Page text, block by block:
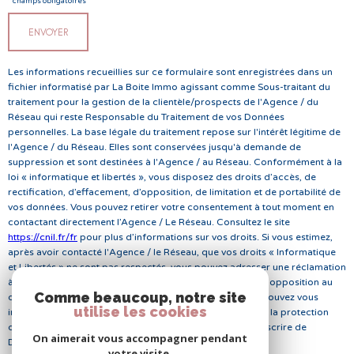
o
n
é
e
s
E
O
S
c
o
o
r
d
o
n
n
é
e
s
ENVOYER
Les informations recueillies sur ce formulaire sont enregistrées dans un
fichier informatisé par La Boite Immo agissant comme Sous-traitant du
traitement pour la gestion de la clientèle/prospects de l'Agence / du
Réseau qui reste Responsable du Traitement de vos Données
personnelles. La base légale du traitement repose sur l'intérêt légitime de
l'Agence / du Réseau. Elles sont conservées jusqu'à demande de
suppression et sont destinées à l'Agence / au Réseau. Conformément à la
loi « informatique et libertés », vous disposez des droits d’accès, de
rectification, d’effacement, d’opposition, de limitation et de portabilité de
vos données. Vous pouvez retirer votre consentement à tout moment en
contactant directement l’Agence / Le Réseau. Consultez le site
https://cnil.fr/fr pour plus d’informations sur vos droits. Si vous estimez,
après avoir contacté l'Agence / le Réseau, que vos droits « Informatique
et Libertés » ne sont pas respectés, vous pouvez adresser une réclamation
à la CNIL. Nous vous informons de l’existence de la liste d'opposition au
démarchage téléphonique « Bloctel », sur laquelle vous pouvez vous
inscrire ici :
https://www.bloctel.gouv.fr. Dans le cadre de la protection
des Données personnelles, nous vous invitons à ne pas inscrire de
Données sensibles dans le champ de saisie libre.
Comme beaucoup, notre site
utilise les cookies
On aimerait vous accompagner pendant